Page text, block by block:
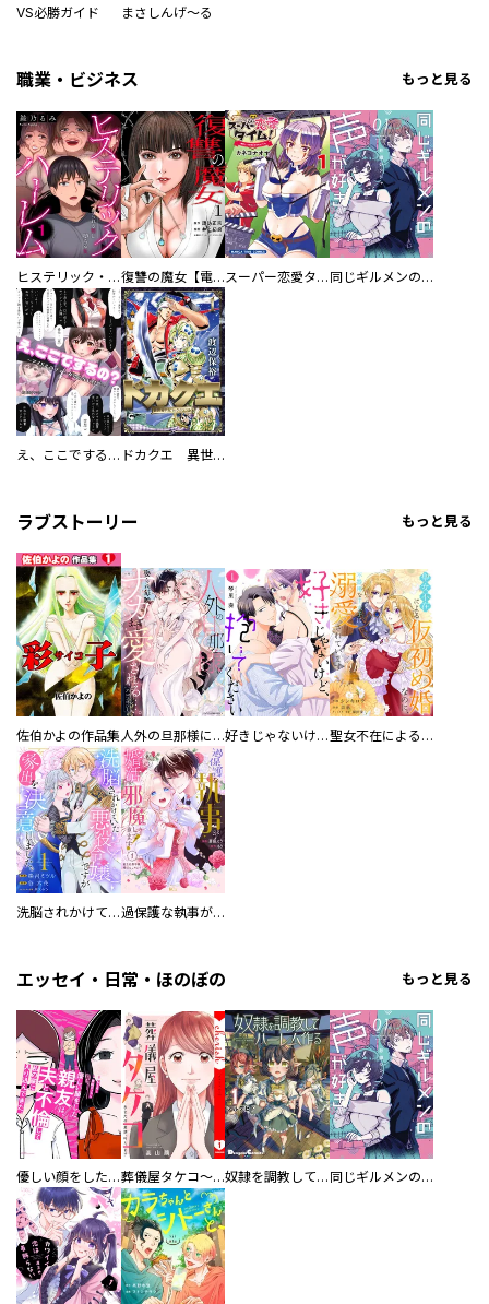
VS必勝ガイド まさしんげ～る
職業・ビジネス もっと見る
ヒステリック・ハーレム～搾られる男と堕ちる女～【電子単行本版】 復讐の魔女【電子単行本版】 スーパー恋愛タイム！～現場でドＳな彼女は自宅でデレる～ 同じギルメンの声が好き
え、ここでするの？ アイドルのファンが知らない日常 ドカクエ 異世界ドカコッククエスト
ラブストーリー もっと見る
佐伯かよの作品集 人外の旦那様に娶られ毎晩ナカまで愛される…。アンソロジー 好きじゃないけど、抱いてください【電子単行本版／特典おまけ付き】 聖女不在による仮初め婚なのに、不器用な王太子に溺愛されています【電子単行本版／特典おまけ付き】
洗脳されかけていた悪役令嬢ですが家出を決意しました。【電子単行本版／特典おまけ付き】 過保護な執事が私の婚活を邪魔してきます！ 分冊版
エッセイ・日常・ほのぼの もっと見る
優しい顔をした親友は、夫と不倫して私の家に入り込んできた。 葬儀屋タケコ～あなたの最期、叶えます【電子単行本版】 奴隷を調教してハーレム作る 同じギルメンの声が好き